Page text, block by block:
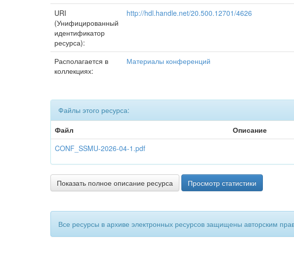
URI
(Унифицированный
идентификатор
ресурса):
http://hdl.handle.net/20.500.12701/4626
Располагается в
коллекциях:
Материалы конференций
Файлы этого ресурса:
Файл
Описание
CONF_SSMU-2026-04-1.pdf
Показать полное описание ресурса Просмотр статистики
Все ресурсы в архиве электронных ресурсов защищены авторским